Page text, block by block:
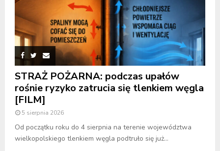
STRAŻ POŻARNA: podczas upałów
rośnie ryzyko zatrucia się tlenkiem węgla
[FILM]
5 sierpnia 2026
Od początku roku do 4 sierpnia na terenie województwa
wielkopolskiego tlenkiem węgla podtruło się już...